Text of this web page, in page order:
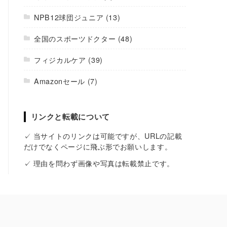
NPB12球団ジュニア (13)
全国のスポーツドクター (48)
フィジカルケア (39)
Amazonセール (7)
リンクと転載について
✓ 当サイトのリンクは可能ですが、URLの記載
だけでなくページに飛ぶ形でお願いします。
✓ 理由を問わず画像や写真は転載禁止です。